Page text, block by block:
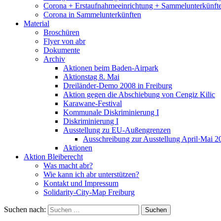
Corona + Erstaufnahmeeinrichtung +
Corona in Sammelunterkünften
Material
Broschüren
Flyer von abr
Dokumente
Archiv
Aktionen beim Baden-Airpark
Aktionstag 8. Mai
Dreiländer-Demo 2008 in Freiburg
Aktion gegen die Abschiebung von Cengiz Kilic
Karawane-Festival
Kommunale Diskriminierung I
Diskriminierung I
Ausstellung zu EU-Außengrenzen
Ausschreibung zur Ausstellung April·Mai
Aktionen
Aktion Bleiberecht
Was macht abr?
Wie kann ich abr unterstützen?
Kontakt und Impressum
Solidarity-City-Map Freiburg
Suchen nach: